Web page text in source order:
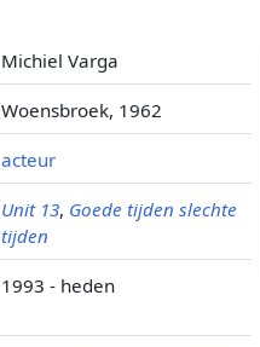
Michiel Varga
Woensbroek, 1962
acteur
Unit 13, Goede tijden slechte
tijden
1993 - heden